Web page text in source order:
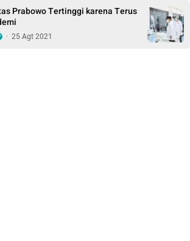
Prabowo Tertinggi karena Terus
· 25 Agt 2021